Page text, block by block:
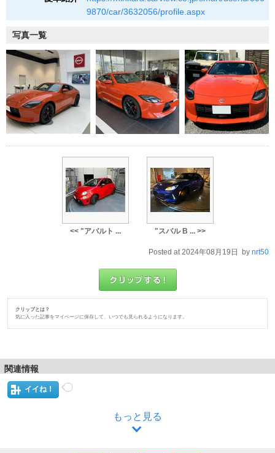
9870/car/3632056/profile.aspx
写真一覧
<< "アバルト ... "スバル B ... >>
Posted at 2024年08月19日 by nrt50
クリップとは？
気に入った記事をマイページに保存して、いつでも見られるようになります。
関連情報
イイね！
もっと見る